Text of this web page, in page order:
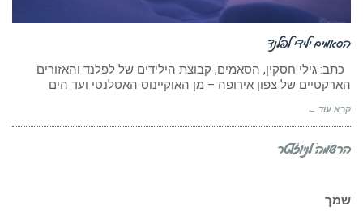
הסאמים ילידי לפלנד
כתב: גילי חסקין, הסאמים, קבוצת הילידים של לפלנד והאזורים
הארקטיים של צפון אירופה – מן האוקיינוס האטלנטי ועד הים
קרא עוד ←
הרשמה לניוזלטר
שמך